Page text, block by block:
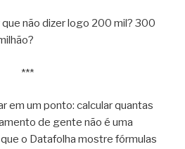
que não dizer logo 200 mil? 300
***
em um ponto: calcular quantas
de gente não é uma
o Datafolha mostre fórmulas